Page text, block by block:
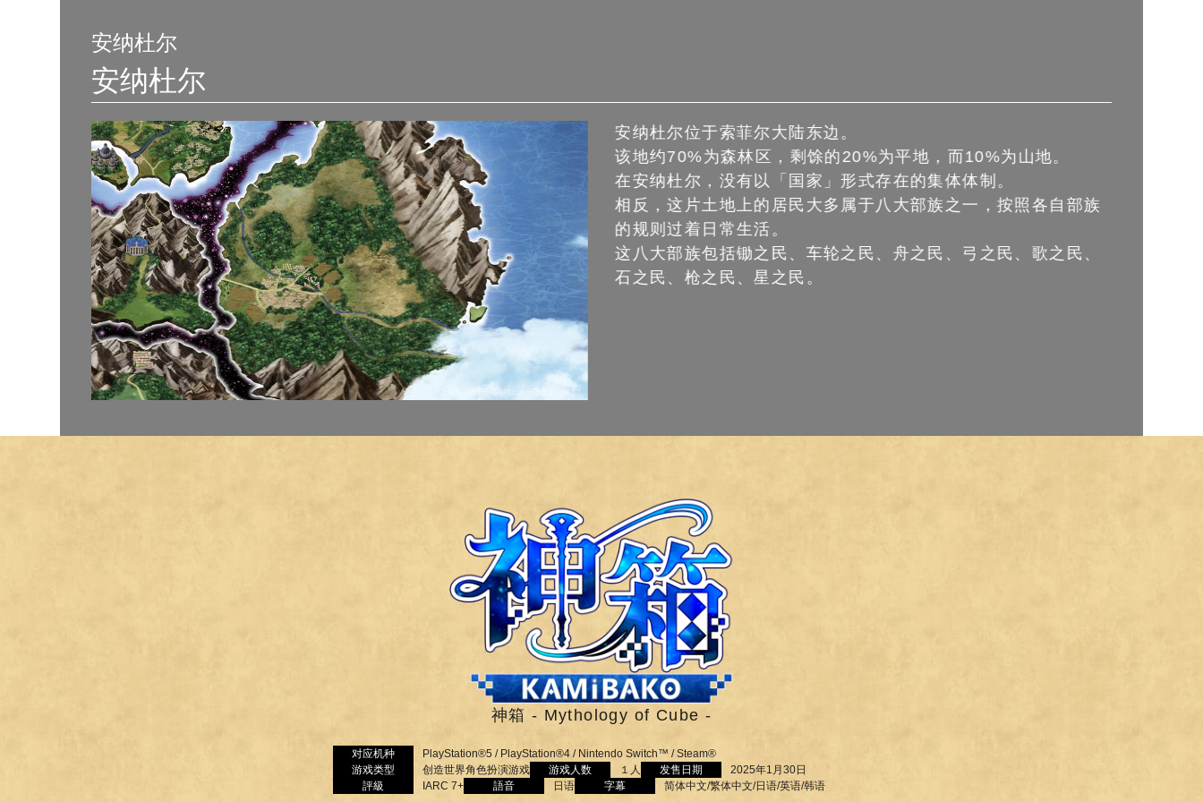
安纳杜尔
安纳杜尔
安纳杜尔位于索菲尔大陆东边。
该地约70%为森林区，剩馀的20%为平地，而10%为山地。
在安纳杜尔，没有以「国家」形式存在的集体体制。
相反，这片土地上的居民大多属于八大部族之一，按照各自部族
的规则过着日常生活。
这八大部族包括锄之民、车轮之民、舟之民、弓之民、歌之民、
石之民、枪之民、星之民。
神箱 - Mythology of Cube -
对应机种
PlayStation®5 / PlayStation®4 / Nintendo Switch™ / Steam®
游戏类型
创造世界角色扮演游戏 游戏人数 １人 发售日期
2025年1月30日
評級
IARC 7+ 語音 日语 字幕 简体中文/繁体中文/日语/英语/韩语